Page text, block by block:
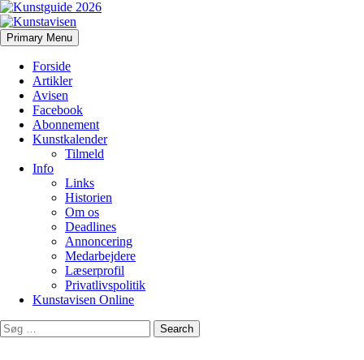
Kunstavisen
Search
Primary Menu Skip
to
Forside
Artikler
Avisen
Facebook
Abonnement
Kunstkalender
Tilmeld
Info
Links
Historien
Om os
Deadlines
Annoncering
Medarbejdere
Læserprofil
Privatlivspolitik
Kunstavisen Online
Search
for: